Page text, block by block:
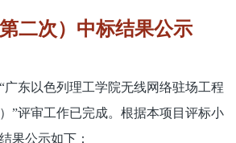
二次）中标结果公示
广东以色列理工学院无线网络驻场工程
”评审工作已完成。根据本项目评标小
果公示如下：